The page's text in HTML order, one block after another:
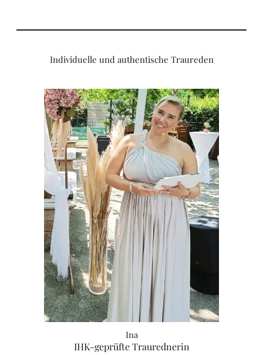
Individuelle und authentische Traureden
Ina
IHK-geprüfte Traurednerin